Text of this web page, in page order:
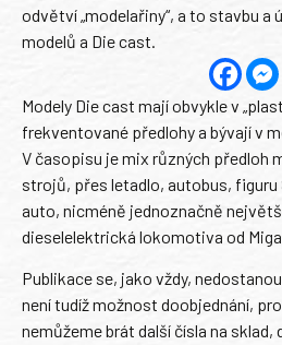
odvětví „modelařiny“, a to stavbu a
modelů a Die cast.
Modely Die cast mají obvykle v
frekventované předlohy a bývají v
V časopisu je mix různých předloh
strojů, přes letadlo, autobus, figuru
auto, nicméně jednoznačně
dieselelektrická lokomotiva od
Publikace se, jako vždy,
není tudíž možnost doobjednání,
nemůžeme brát další čísla na